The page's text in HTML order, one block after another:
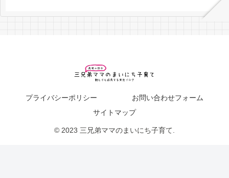
プライバシーポリシー
お問い合わせフォーム
サイトマップ
© 2023 三兄弟ママのまいにち子育て.